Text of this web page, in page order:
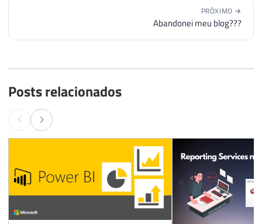
PRÓXIMO →
Abandonei meu blog???
Posts relacionados